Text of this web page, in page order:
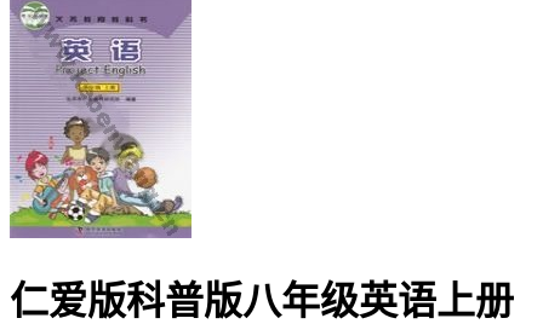
仁爱版科普版八年级英语上册